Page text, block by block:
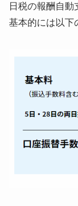
日税の報酬自動
基本的には以下